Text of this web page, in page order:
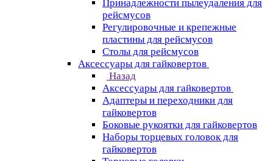
Принадлежности пылеудаления для
рейсмусов
Регулировочные и крепежные
пластины для рейсмусов
Столы для рейсмусов
Аксессуары для гайковертов
Назад
Аксессуары для гайковертов
Адаптеры и переходники для
гайковертов
Боковые рукоятки для гайковертов
Наборы торцевых головок для
гайковертов